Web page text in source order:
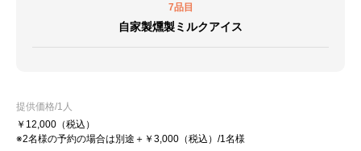
7品目
自家製燻製ミルクアイス
提供価格/1人
￥12,000 （税込）
※2名様の予約の場合は別途＋￥3,000（税込）/1名様